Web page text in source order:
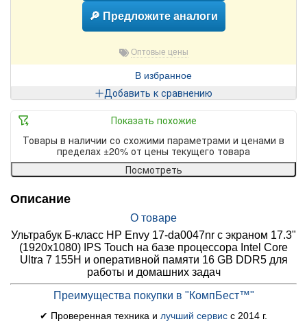
🔎 Предложите аналоги
Оптовые цены
В избранное
Добавить к сравнению
Показать похожие
Товары в наличии со схожими параметрами и ценами в
пределах ±20% от цены текущего товара
Посмотреть
Описание
О товаре
Ультрабук Б-класс HP Envy 17-da0047nr c экраном 17.3"
(1920x1080) IPS Touch на базе процессора Intel Core
Ultra 7 155H и оперативной памяти 16 GB DDR5 для
работы и домашних задач
Преимущества покупки в "КомпБест™"
✔ Проверенная техника и лучший сервис с 2014 г.